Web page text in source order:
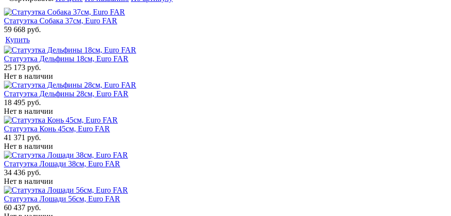
Статуэтка Собака 37см, Euro FAR
59 668 руб.
Купить
Статуэтка Дельфины 18см, Euro FAR
25 173 руб.
Нет в наличии
Статуэтка Дельфины 28см, Euro FAR
18 495 руб.
Нет в наличии
Статуэтка Конь 45см, Euro FAR
41 371 руб.
Нет в наличии
Статуэтка Лошади 38см, Euro FAR
34 436 руб.
Нет в наличии
Статуэтка Лошади 56см, Euro FAR
60 437 руб.